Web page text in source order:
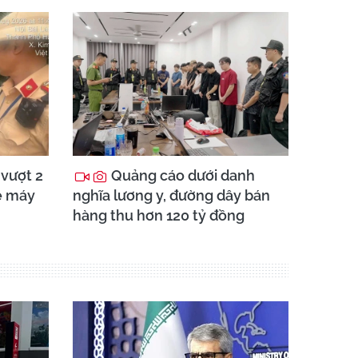
2
máy
Quảng cáo dưới danh
nghĩa lương y, đường dây bán
hàng thu hơn 120 tỷ đồng